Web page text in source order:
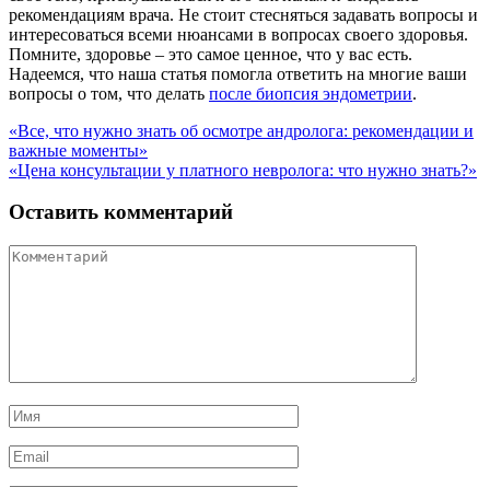
рекомендациям врача. Не стоит стесняться задавать вопросы и
интересоваться всеми нюансами в вопросах своего здоровья.
Помните, здоровье – это самое ценное, что у вас есть.
Надеемся, что наша статья помогла ответить на многие ваши
вопросы о том, что делать после биопсия эндометрии.
Навигация
по
«Все, что нужно знать об осмотре андролога: рекомендации и
важные моменты»
«Цена консультации у платного невролога: что нужно знать?»
Оставить комментарий